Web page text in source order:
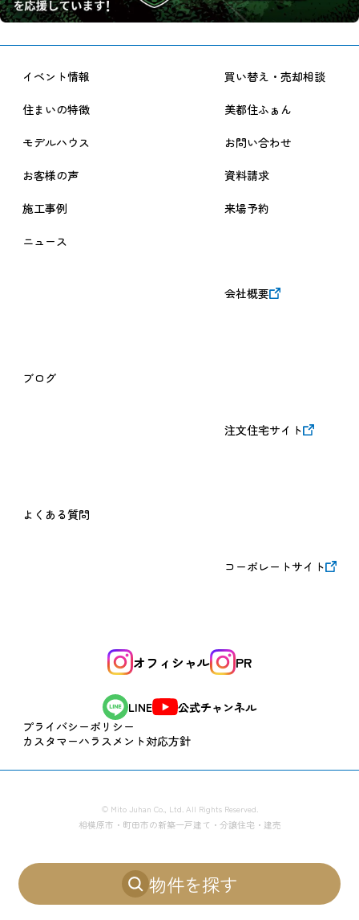
イベント情報
住まいの特徴
モデルハウス
お客様の声
施工事例
ニュース
ブログ
よくある質問
買い替え・売却相談
美都住ふぁん
お問い合わせ
資料請求
来場予約
会社概要
注文住宅サイト
コーポレートサイト
オフィシャル PR
LINE
公式チャンネル
プライバシーポリシー
カスタマーハラスメント対応方針
© Mito Juhan Co., Ltd. All Rights Reserved.
相模原市・町田市の新築一戸建て・分譲住宅・建売